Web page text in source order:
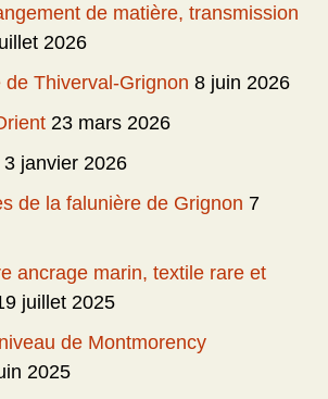
de matière, transmission
2026
Thiverval-Grignon 8 juin 2026
23 mars 2026
3 janvier 2026
de la falunière de Grignon 7
ancrage marin, textile rare et
juillet 2025
de Montmorency
2025